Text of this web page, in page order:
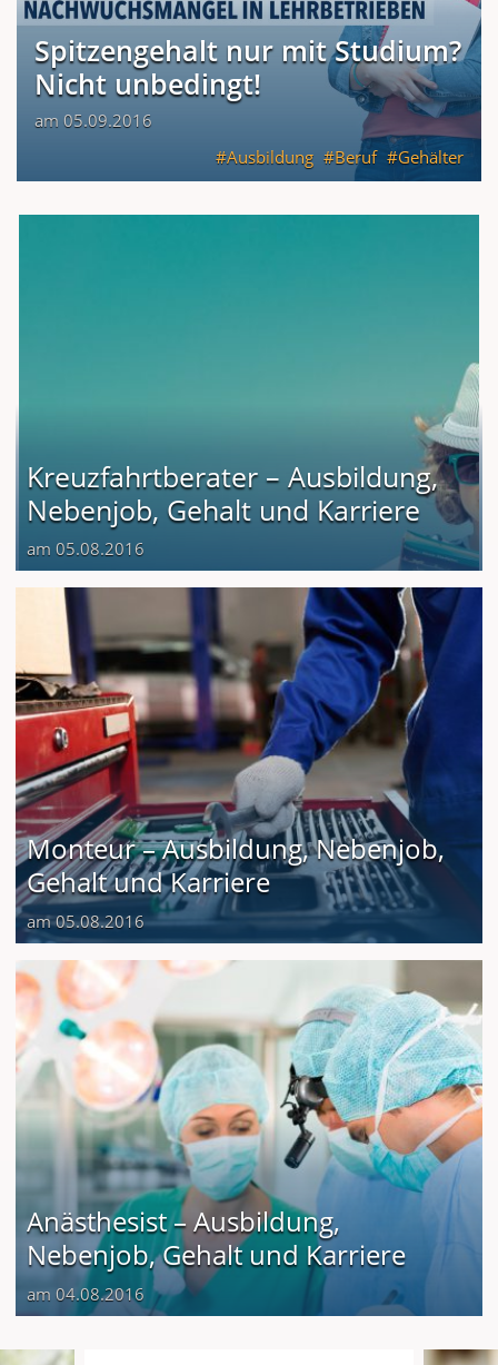
Spitzengehalt nur mit Studium?
Nicht unbedingt!
am 05.09.2016
Ausbildung
Beruf Gehälter
Kreuzfahrtberater – Ausbildung,
Nebenjob, Gehalt und Karriere
am 05.08.2016
Monteur – Ausbildung, Nebenjob,
Gehalt und Karriere
am 05.08.2016
Anästhesist – Ausbildung,
Nebenjob, Gehalt und Karriere
am 04.08.2016